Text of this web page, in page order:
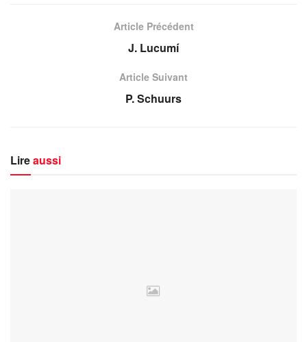
Article Précédent
J. Lucumí
Article Suivant
P. Schuurs
Lireaussi